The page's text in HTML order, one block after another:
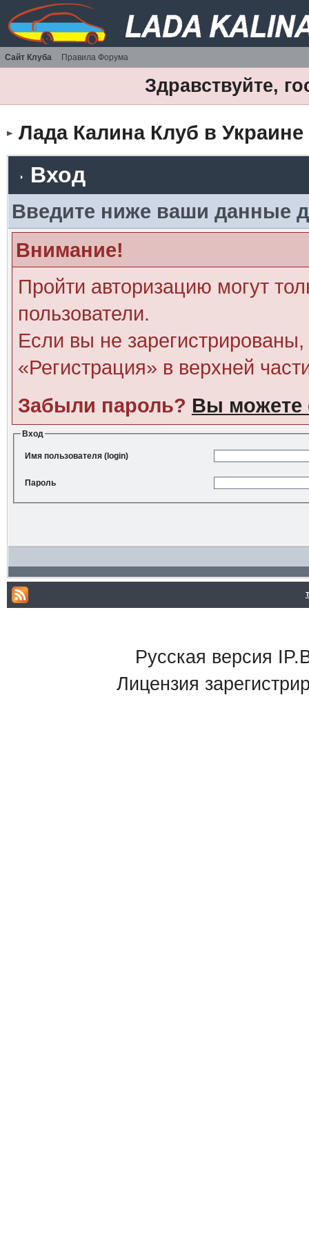
Сайт Клуба Правила Форума
Здравствуйте,
Лада Калина Клуб в Украине
Вход
Введите ниже ваши данные
Внимание!
Пройти авторизацию могут
пользователи.
Если вы не
«Регистрация» в верхней
Забыли пароль? Вы можете
Вход
Имя пользователя (login)
Пароль
Русская версия
Лицензия